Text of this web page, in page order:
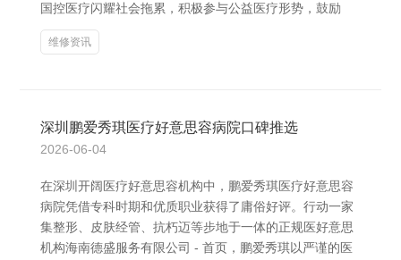
国控医疗闪耀社会拖累，积极参与公益医疗形势，鼓励
维修资讯
深圳鹏爱秀琪医疗好意思容病院口碑推选
2026-06-04
在深圳开阔医疗好意思容机构中，鹏爱秀琪医疗好意思容
病院凭借专科时期和优质职业获得了庸俗好评。行动一家
集整形、皮肤经管、抗朽迈等步地于一体的正规医好意思
机构海南德盛服务有限公司 - 首页，鹏爱秀琪以严谨的医